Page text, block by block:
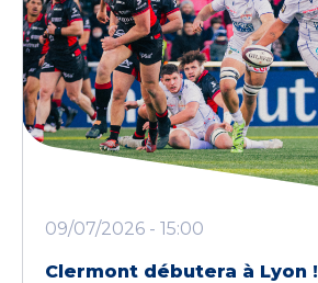
09/07/2026 - 15:00
Clermont débutera à Lyon !